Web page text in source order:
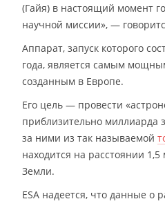
(Гайя) в настоящий момент
научной миссии», —
Аппарат, запуск которого
года, является самым
созданным в Европе.
Его цель — провести
приблизительно миллиарда
за ними из так называемой
находится на расстоянии
Земли.
ESA надеется, что данные о